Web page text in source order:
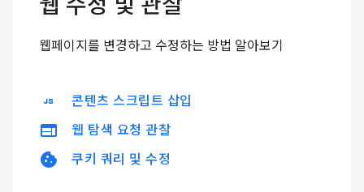
웹페이지를 변경하고 수정하는 방법 알아보기
javascript 콘텐츠 스크립트 삽입
web 웹 탐색 요청 관찰
cookie 쿠키 쿼리 및 수정